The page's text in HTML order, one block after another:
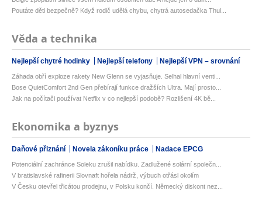
Poutáte děti bezpečně? Když rodič udělá chybu, chytrá autosedačka Thul...
Věda a technika
Nejlepší chytré hodinky Nejlepší telefony Nejlepší VPN – srovnání
Záhada obří exploze rakety New Glenn se vyjasňuje. Selhal hlavní venti...
Bose QuietComfort 2nd Gen přebírají funkce dražších Ultra. Mají prosto...
Jak na počítači používat Netflix v co nejlepší podobě? Rozlišení 4K bě...
Ekonomika a byznys
Daňové přiznání Novela zákoníku práce Nadace EPCG
Potenciální zachránce Soleku zrušil nabídku. Zadlužené solární společn...
V bratislavské rafinerii Slovnaft hořela nádrž, výbuch otřásl okolím
V Česku otevřel třicátou prodejnu, v Polsku končí. Německý diskont nez...